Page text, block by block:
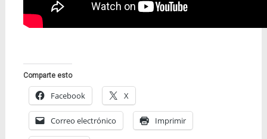
Comparte esto
Facebook X
Correo electrónico Imprimir